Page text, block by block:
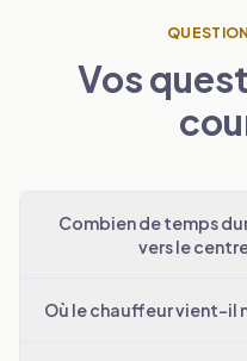
Vos
Combien de temps
vers le
Où le chauffeur vient-il